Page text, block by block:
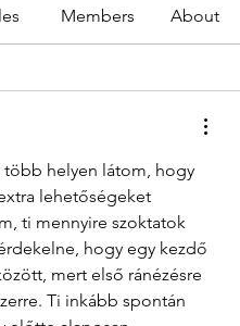
Members About
több helyen látom, hogy
lehetőségeket
ti mennyire szoktatok
hogy egy kezdő
mert első ránézésre
Ti inkább spontán